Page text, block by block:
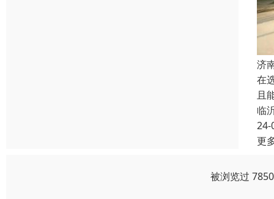
济
在
且
临
24-
更
被浏览过